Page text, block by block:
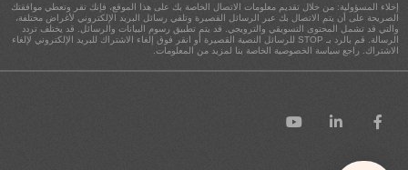
إخلاء المسؤولية: من خلال تقديم معلومات الاتصال الخاصة بك على هذا الموقع، فإنك تقر وتعطي موافقتك
الصريحة على أن يتم الاتصال بك عبر الرسائل القصيرة وتلقي رسائل البريد الإلكتروني لأغراض مختلفة،
والتي قد تشمل المحتوى التسويقي والترويجي. قد يتم تطبيق رسوم البيانات والرسائل. قد يختلف تردد
الرسالة. قم بالرد بـ STOP للرسائل النصية القصيرة أو انقر فوق إلغاء الاشتراك للبريد الإلكتروني لإلغاء
الاشتراك. راجع سياسة الخصوصية الخاصة بنا لمزيد من المعلومات.